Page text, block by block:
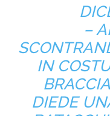
–
IN
DIEDE